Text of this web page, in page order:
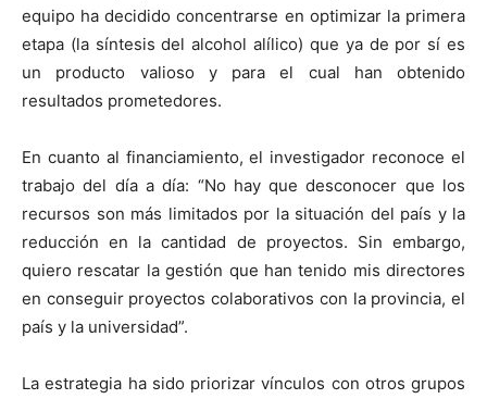
equipo ha decidido concentrarse en optimizar la primera
etapa (la síntesis del alcohol alílico) que ya de por sí es
un producto valioso y para el cual han obtenido
resultados prometedores.
En cuanto al financiamiento, el investigador reconoce el
trabajo del día a día: “No hay que desconocer que los
recursos son más limitados por la situación del país y la
reducción en la cantidad de proyectos. Sin embargo,
quiero rescatar la gestión que han tenido mis directores
en conseguir proyectos colaborativos con la provincia, el
país y la universidad”.
La estrategia ha sido priorizar vínculos con otros grupos